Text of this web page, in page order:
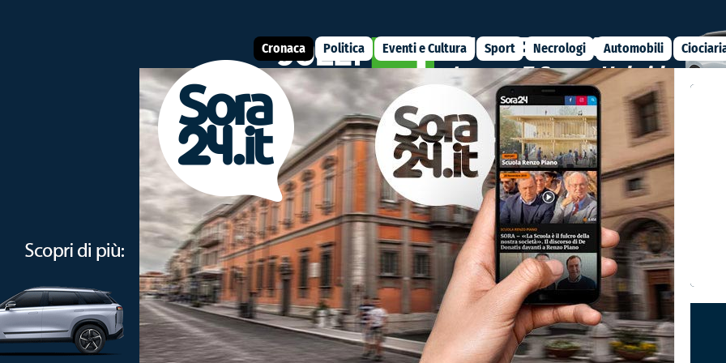
Cronaca Politica Eventi e Cultura Sport Necrologi Automobili